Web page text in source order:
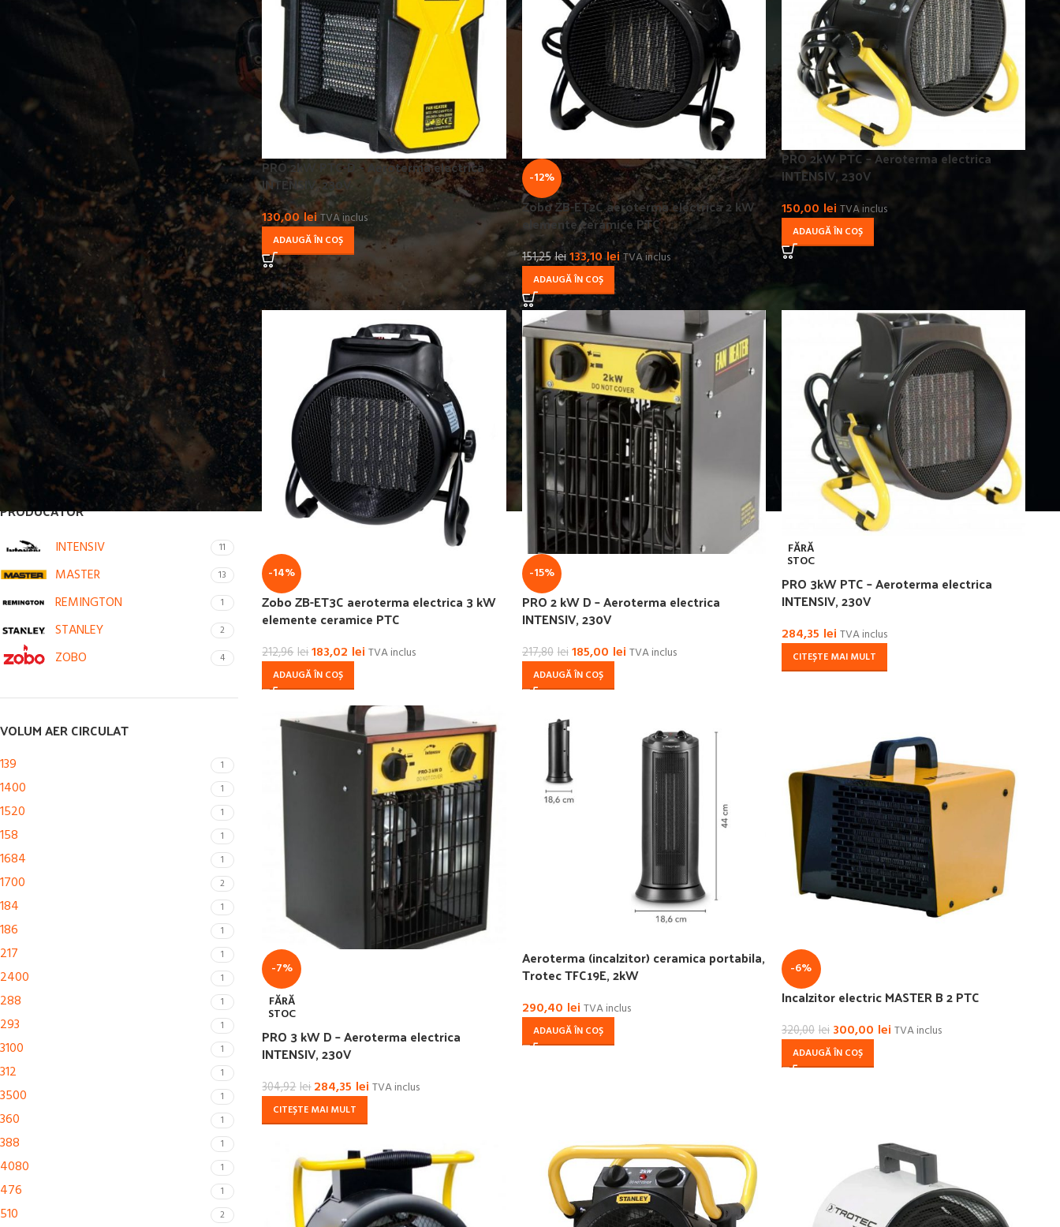
TENSIUNE ALIMENTARE
14
PUTERE CALORICA
15 2
18 1
7
2.8
2
5
3
30 2
40
5 2
9 3
PRODUCATOR
INTENSIV 11
MASTER 13
REMINGTON 1
STANLEY 2
ZOBO 4
VOLUM AER CIRCULAT
139 1
1400 1
1520 1
158 1
1684 1
1700 2
184 1
186 1
217 1
2400 1
288 1
293 1
3100 1
312 1
3500 1
360 1
388 1
4080 1
476 1
510 2
PRO 2kW PTC-D – Aeroterma electrica
INTENSIV, 230V
130,00leiTVA inclus
ADAUGĂ ÎN COȘ
-12%
Zobo ZB-ET2C aeroterma electrica 2 kW
elemente ceramice PTC
151,25 lei133,10lei TVA inclus
ADAUGĂ ÎN COȘ
PRO 2kW PTC – Aeroterma electrica
INTENSIV, 230V
150,00 lei TVA inclus
ADAUGĂ ÎN COȘ
-14%
Zobo ZB-ET3C aeroterma electrica 3 kW
elemente ceramice PTC
212,96 lei183,02 lei TVA inclus
ADAUGĂ ÎN COȘ
-15%
PRO 2 kW D – Aeroterma electrica
INTENSIV, 230V
217,80 lei185,00 lei TVA inclus
ADAUGĂ ÎN COȘ
FĂRĂ
STOC
PRO 3kW PTC – Aeroterma electrica
INTENSIV, 230V
284,35 lei TVA inclus
CITEȘTE MAI MULT
-7%
FĂRĂ
STOC
PRO 3 kW D – Aeroterma electrica
INTENSIV, 230V
304,92 lei284,35 lei TVA inclus
CITEȘTE MAI MULT
Aeroterma (incalzitor) ceramica portabila,
Trotec TFC19E, 2kW
290,40 lei TVA inclus
ADAUGĂ ÎN COȘ
-6%
Incalzitor electric MASTER B 2 PTC
320,00 lei 300,00 lei TVA inclus
ADAUGĂ ÎN COȘ